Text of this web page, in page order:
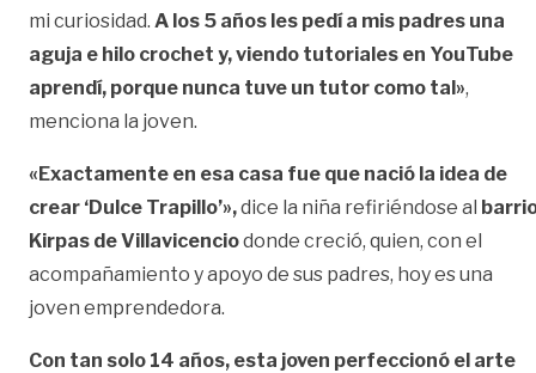
mi curiosidad. A los 5 años les pedí a mis padres una
aguja e hilo crochet y, viendo tutoriales en YouTube
aprendí, porque nunca tuve un tutor como tal»,
menciona la joven.
«Exactamente en esa casa fue que nació la idea de
crear ‘Dulce Trapillo’»,dice la niña refiriéndose al
Kirpas de Villavicenciodonde creció, quien, con el
acompañamiento y apoyo de sus padres, hoy es una
joven emprendedora.
Con tan solo 14 años, esta joven perfeccionó el arte